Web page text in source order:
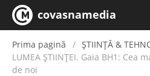
covasnamedia
Prima pagină ŞTIINŢĂ &
LUMEA ȘTIINȚEI. Gaia BH1: Cea
de noi